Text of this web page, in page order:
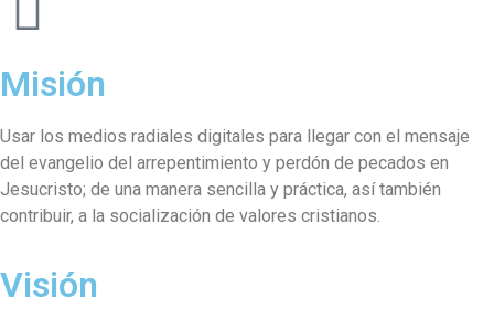
Misión
Usar los medios radiales digitales para llegar con el mensaje
del evangelio del arrepentimiento y perdón de pecados en
Jesucristo; de una manera sencilla y práctica, así también
contribuir, a la socialización de valores cristianos.
Visión